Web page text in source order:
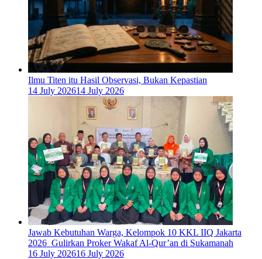
Ilmu Titen itu Hasil Observasi, Bukan Kepastian
14 July 202614 July 2026
Jawab Kebutuhan Warga, Kelompok 10 KKL IIQ Jakarta
2026 Gulirkan Proker Wakaf Al-Qur’an di Sukamanah
16 July 202616 July 2026